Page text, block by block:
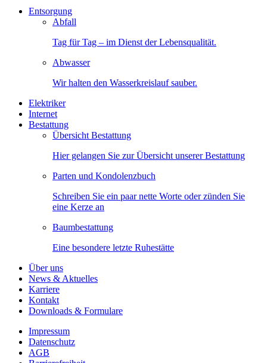
Entsorgung
Abfall
Tag für Tag – im Dienst der Lebensqualität.
Abwasser
Wir halten den Wasserkreislauf sauber.
Elektriker
Internet
Bestattung
Übersicht Bestattung
Hier gelangen Sie zur Übersicht unserer Bestattung
Parten und Kondolenzbuch
Schreiben Sie ein paar nette Worte oder zünden Sie
eine Kerze an
Baumbestattung
Eine besondere letzte Ruhestätte
Über uns
News & Aktuelles
Karriere
Kontakt
Downloads & Formulare
Impressum
Datenschutz
AGB